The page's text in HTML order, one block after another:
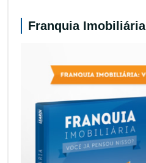
Franquia Imobiliária